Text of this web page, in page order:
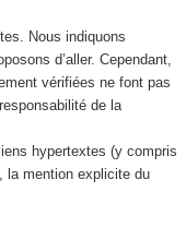
Nous indiquons
d’aller. Cependant,
vérifiées ne font pas
de la
hypertextes (y compris
la mention explicite du